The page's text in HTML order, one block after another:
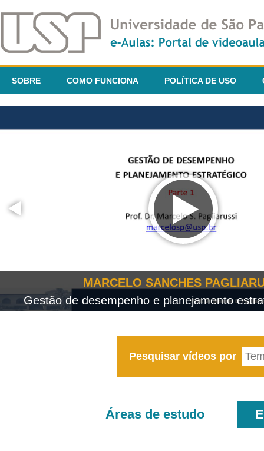
SOBRE COMO FUNCIONA POLÍTICA DE USO
MARCELO SANCHES
Gestão de desempenho e planejamento
Pesquisar vídeos por
Áreas de estudo